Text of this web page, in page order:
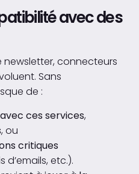
avec des
newsletter, connecteurs
Sans
de :
ces services,
, ou
critiques
etc.).